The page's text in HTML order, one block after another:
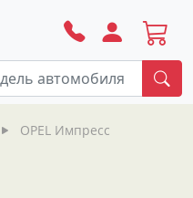
OPEL Импресс